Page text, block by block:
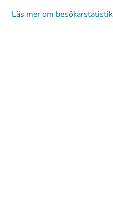
Läs mer om besökarstatistik